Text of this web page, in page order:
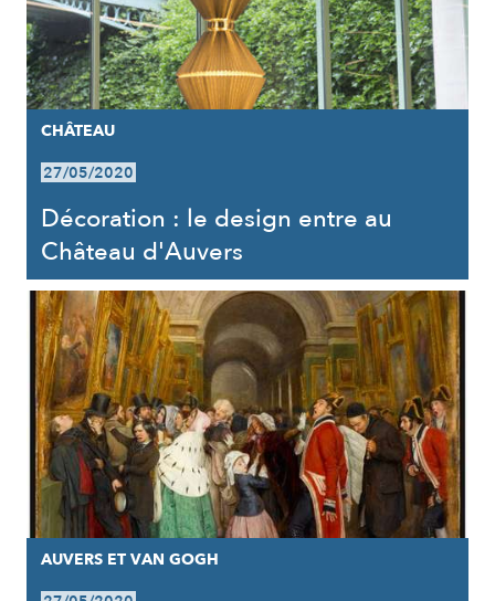
CHÂTEAU
27/05/2020
Décoration : le design entre au
Château d'Auvers
AUVERS ET VAN GOGH